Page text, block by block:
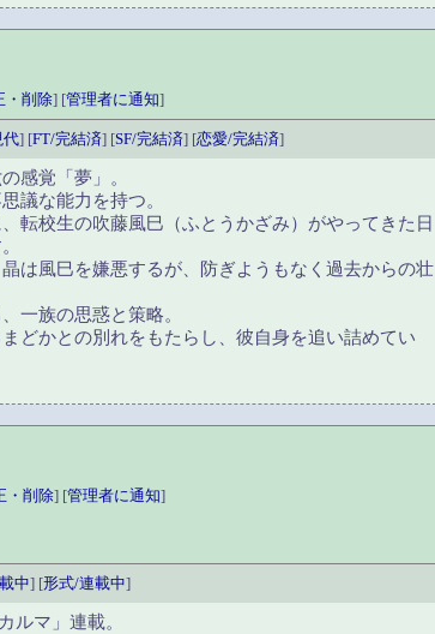
・削除] [管理者に通知]
代] [FT/完結済] [SF/完結済] [恋愛/完結済]
感覚「夢」。
議な能力を持つ。
転校生の吹藤風巳（ふとうかざみ）がやってきた日
は風巳を嫌悪するが、防ぎようもなく過去からの壮
一族の思惑と策略。
どかとの別れをもたらし、彼自身を追い詰めてい
・削除] [管理者に通知]
中] [形式/連載中]
ルマ」連載。